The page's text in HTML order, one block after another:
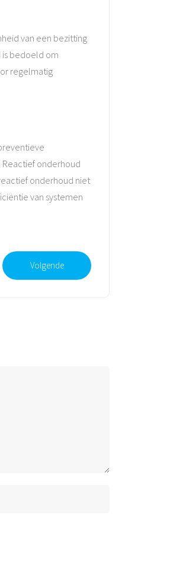
van een bezitting
is bedoeld om
regelmatig
onderhoud
onderhoud niet
van systemen
Volgende